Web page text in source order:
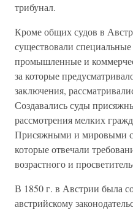
трибунал.
Кроме общих судов в
существовали
промышленные и
за которые
заключения,
Создавались суды
рассмотрения мелких
Присяжными и мировыми
которые отвечали
возрастного и
В 1850 г. в Австрии была
австрийскому